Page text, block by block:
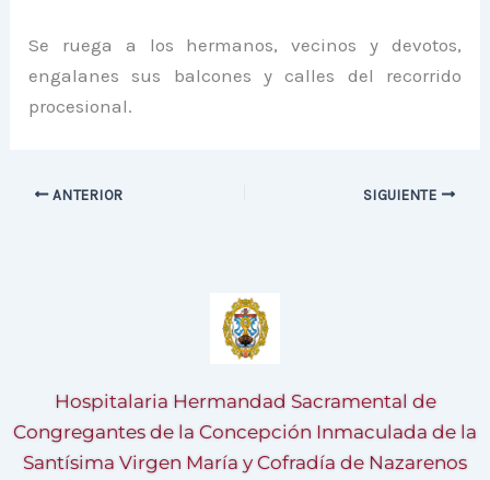
Se ruega a los hermanos, vecinos y devotos,
engalanes sus balcones y calles del recorrido
procesional.
ANTERIOR SIGUIENTE
Hospitalaria Hermandad Sacramental de
Congregantes de la Concepción Inmaculada de la
Santísima Virgen María y Cofradía de Nazarenos